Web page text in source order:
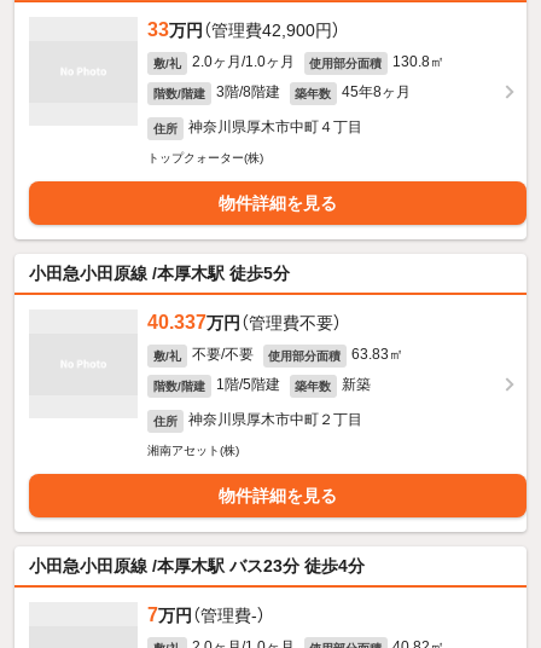
33万円 （管理費42,900円）
敷/礼 2.0ヶ月/1.0ヶ月 使用部分面積 130.8㎡
階数/階建 3階/8階建 築年数 45年8ヶ月
住所 神奈川県厚木市中町４丁目
トップクォーター(株)
物件詳細を見る
小田急小田原線 /本厚木駅 徒歩5分
40.337万円 （管理費不要）
敷/礼 不要/不要 使用部分面積 63.83㎡
階数/階建 1階/5階建 築年数 新築
住所 神奈川県厚木市中町２丁目
湘南アセット(株)
物件詳細を見る
小田急小田原線 /本厚木駅 バス23分 徒歩4分
7万円 （管理費-）